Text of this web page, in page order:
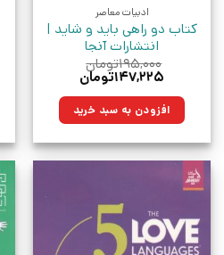
ادبیات معاصر
کتاب دو راهی باید و شاید |
انتشارات آنجا
۱۹۵,۰۰۰تومان
قیمت
۱۹۵,۰۰۰تومان
بود.
۱۴۷,۲۲۵تومان
۱۴۷,۲۲۵تومان.افزودن به سبد خرید